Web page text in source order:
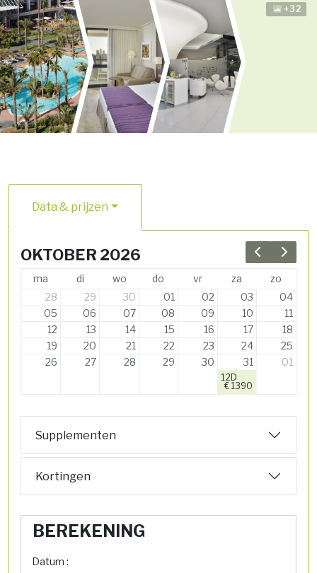
+32
Data & prijzen
Previous
Next
OKTOBER 2026
ma di wo do vr za
zo
28
29 30 01 02 03
04
05
06 07 08 09 10
11
12
13 14 15 16 17
18
19
20 21 22 23 24
25
26
27 28 29 30 31
12D
€ 1390
01
Supplementen
Kortingen
BEREKENING
Datum :